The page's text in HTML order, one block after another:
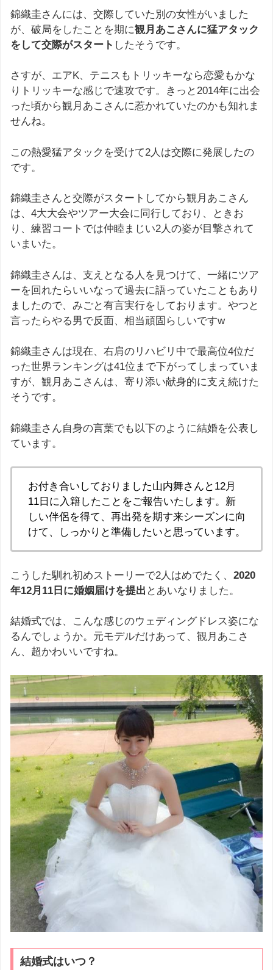
錦織圭さんには、交際していた別の女性がいました
が、破局をしたことを期に観月あこさんに猛アタック
をして交際がスタート したそうです。
さすが、エアK、テニスもトリッキーなら恋愛もかな
りトリッキーな感じで速攻です。きっと2014年に出会
った頃から観月あこさんに惹かれていたのかも知れま
せんね。
この熱愛猛アタックを受けて2人は交際に発展したの
です。
錦織圭さんと交際がスタートしてから観月あこさん
は、4大大会やツアー大会に同行しており、ときお
り、練習コートでは仲睦まじい2人の姿が目撃されて
いまいた。
錦織圭さんは、支えとなる人を見つけて、一緒にツア
ーを回れたらいいなって過去に語っていたこともあり
ましたので、みごと有言実行をしております。やつと
言ったらやる男で反面、相当頑固らしいですw
錦織圭さんは現在、右肩のリハビリ中で最高位4位だ
った世界ランキングは41位まで下がってしまっていま
すが、観月あこさんは、寄り添い献身的に支え続けた
そうです。
錦織圭さん自身の言葉でも以下のように結婚を公表し
ています。
お付き合いしておりました山内舞さんと12月
11日に入籍したことをご報告いたします。新
しい伴侶を得て、再出発を期す来シーズンに向
けて、しっかりと準備したいと思っています。
こうした馴れ初めストーリーで2人はめでたく、 2020
年12月11日に婚姻届けを提出 とあいなりました。
結婚式では、こんな感じのウェディングドレス姿にな
るんでしょうか。元モデルだけあって、観月あこさ
ん、超かわいいですね。
結婚式はいつ？